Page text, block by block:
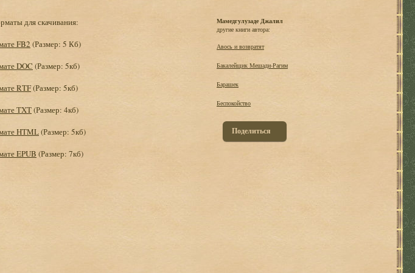
для скачивания:
FB2 (Размер: 5 Кб)
DOC (Размер: 5кб)
RTF(Размер: 5кб)
TXT(Размер: 4кб)
HTML(Размер: 5кб)
EPUB (Размер: 7кб)
Мамедгулузаде Джалил
другие книги автора:
Авось и возвратят
Бакалейщик Мешади-Рагим
Барашек
Беспокойство
Поделиться